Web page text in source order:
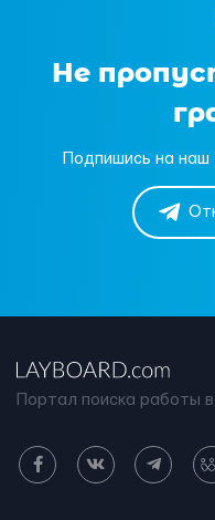
Не
Подпишись на наш
Портал поиска работы